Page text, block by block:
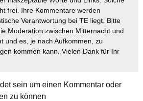
frei. Ihre Kommentare werden
Verantwortung bei TE liegt. Bitte
Moderation zwischen Mitternacht und
und es, je nach Aufkommen, zu
kommen kann. Vielen Dank für Ihr
sein um einen Kommentar oder
zu können